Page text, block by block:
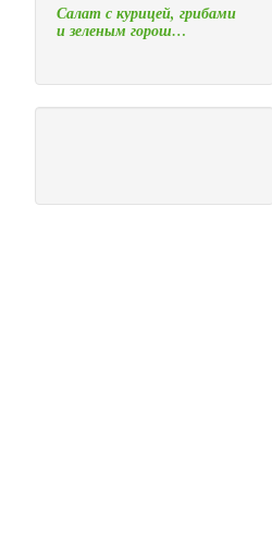
Салат с курицей, грибами
и зеленым горош…